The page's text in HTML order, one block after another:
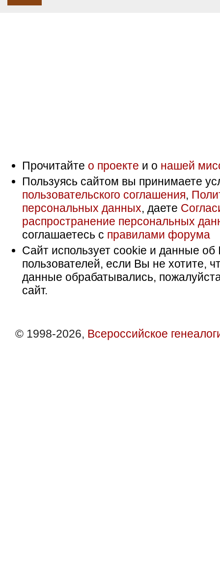
Прочитайте о проекте и о нашей
Пользуясь сайтом вы принимаете
пользовательского соглашения,
персональных данных, даете
распространение персональных
соглашаетесь с правилами форума
Сайт использует cookie и данные об
пользователей, если Вы не хотите,
данные обрабатывались,
сайт.
© 1998-2026, Всероссийское